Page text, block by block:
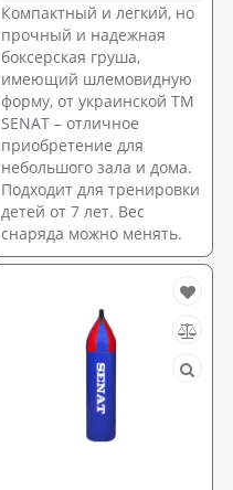
Компактный и легкий, но
прочный и надежная
боксерская груша,
имеющий шлемовидную
форму, от украинской ТМ
SENAT – отличное
приобретение для
небольшого зала и дома.
Подходит для тренировки
детей от 7 лет. Вес
снаряда можно менять.